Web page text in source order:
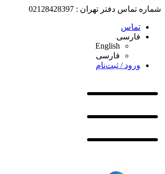
شماره تماس دفتر تهران : 02128428397
تماس
فارسی
English
فارسی
ورود / ثبت‌نام